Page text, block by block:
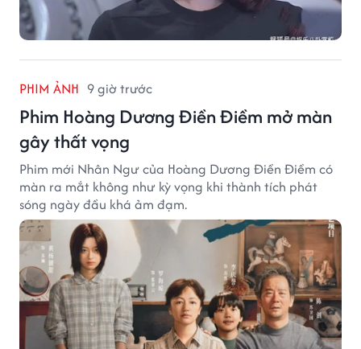
PHIM ẢNH 9 giờ trước
Phim Hoàng Dương Điền Điềm mở màn
gây thất vọng
Phim mới Nhân Ngư của Hoàng Dương Điền Điềm có
màn ra mắt không như kỳ vọng khi thành tích phát
sóng ngày đầu khá ảm đạm.